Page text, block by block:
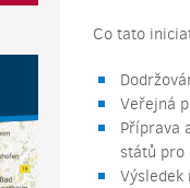
Co tato
Veřejná
Příprava
států pro